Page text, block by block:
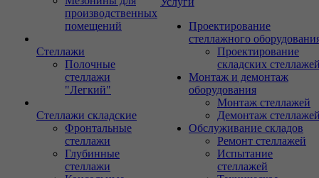
производственных
помещений
Стеллажи
Полочные
стеллажи
"Легкий"
Стеллажи складские
Фронтальные
стеллажи
Глубинные
стеллажи
Проектирование
стеллажного
Проектирование
складских
Монтаж и демонтаж
оборудования
Монтаж стеллажей
Демонтаж
Обслуживание складов
Ремонт стеллажей
Испытание
стеллажей